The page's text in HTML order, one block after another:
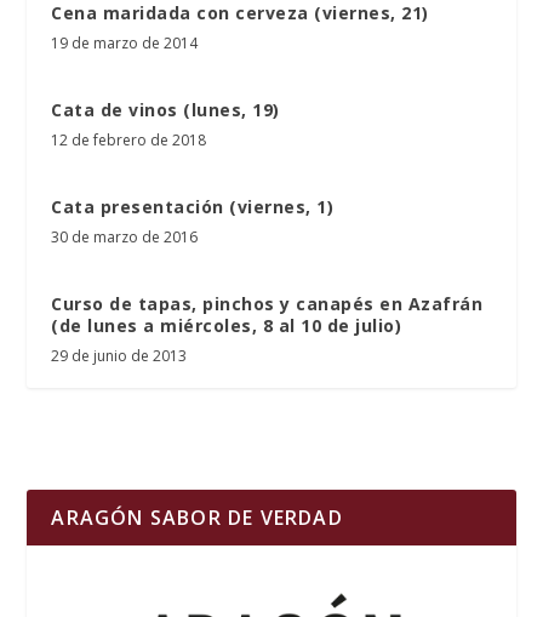
Cena maridada con cerveza (viernes, 21)
19 de marzo de 2014
Cata de vinos (lunes, 19)
12 de febrero de 2018
Cata presentación (viernes, 1)
30 de marzo de 2016
Curso de tapas, pinchos y canapés en Azafrán
(de lunes a miércoles, 8 al 10 de julio)
29 de junio de 2013
ARAGÓN SABOR DE VERDAD